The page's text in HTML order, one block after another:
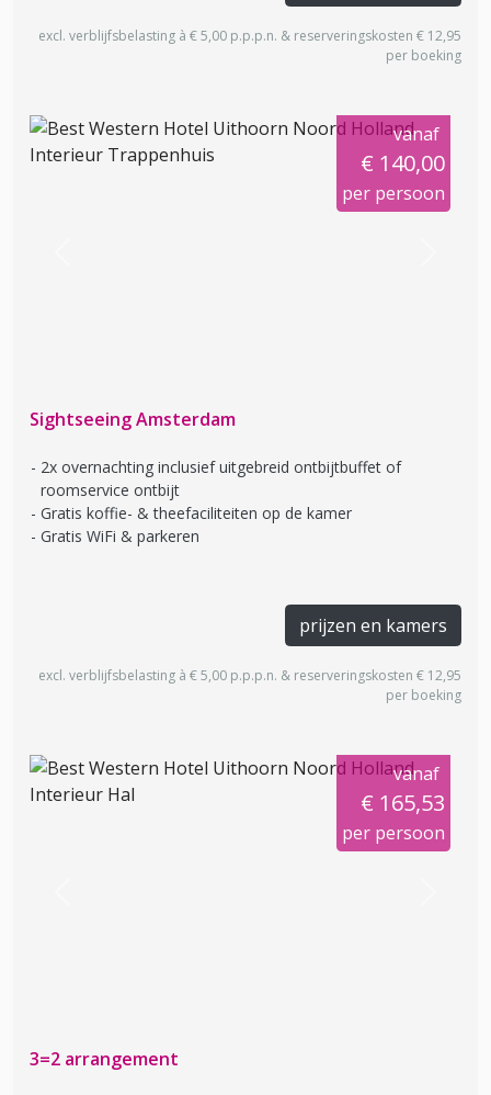
excl. verblijfsbelasting à € 5,00 p.p.p.n. & reserveringskosten € 12,95
per boeking
vanaf
€ 140,00
per persoon
Sightseeing Amsterdam
2x overnachting inclusief uitgebreid ontbijtbuffet of
roomservice ontbijt
Gratis koffie- & theefaciliteiten op de kamer
Gratis WiFi & parkeren
prijzen en kamers
excl. verblijfsbelasting à € 5,00 p.p.p.n. & reserveringskosten € 12,95
per boeking
vanaf
€ 165,53
per persoon
3=2 arrangement